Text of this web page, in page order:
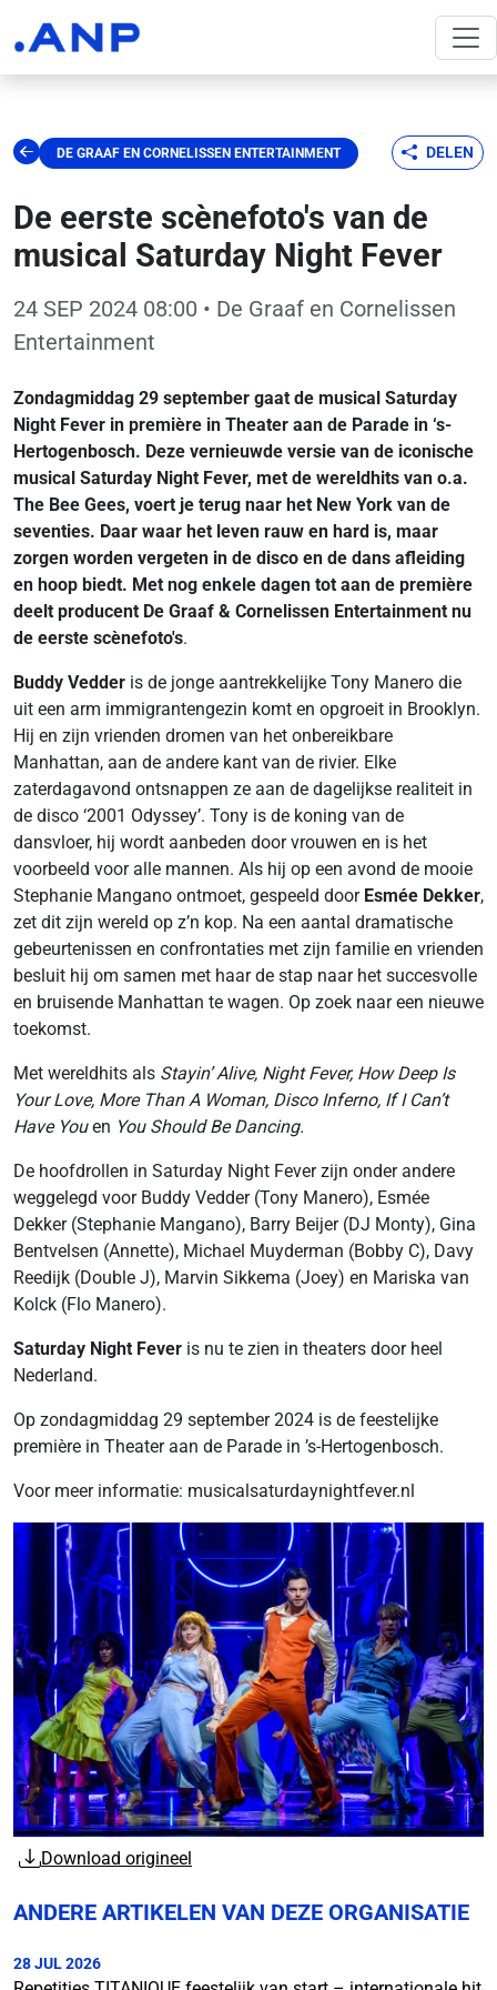
DE GRAAF EN CORNELISSEN ENTERTAINMENT DELEN
De eerste scènefoto's van de
musical Saturday Night Fever
24 SEP 2024 08:00 • De Graaf en Cornelissen
Entertainment
Zondagmiddag 29 september gaat de musical Saturday
Night Fever in première in Theater aan de Parade in ‘s-
Hertogenbosch. Deze vernieuwde versie van de iconische
musical Saturday Night Fever, met de wereldhits van o.a.
The Bee Gees, voert je terug naar het New York van de
seventies. Daar waar het leven rauw en hard is, maar
zorgen worden vergeten in de disco en de dans afleiding
en hoop biedt. Met nog enkele dagen tot aan de première
deelt producent De Graaf & Cornelissen Entertainment nu
de eerste scènefoto's.
Buddy Vedder is de jonge aantrekkelijke Tony Manero die
uit een arm immigrantengezin komt en opgroeit in Brooklyn.
Hij en zijn vrienden dromen van het onbereikbare
Manhattan, aan de andere kant van de rivier. Elke
zaterdagavond ontsnappen ze aan de dagelijkse realiteit in
de disco ‘2001 Odyssey’. Tony is de koning van de
dansvloer, hij wordt aanbeden door vrouwen en is het
voorbeeld voor alle mannen. Als hij op een avond de mooie
Stephanie Mangano ontmoet, gespeeld door Esmée Dekker,
zet dit zijn wereld op z’n kop. Na een aantal dramatische
gebeurtenissen en confrontaties met zijn familie en vrienden
besluit hij om samen met haar de stap naar het succesvolle
en bruisende Manhattan te wagen. Op zoek naar een nieuwe
toekomst.
Met wereldhits als Stayin’ Alive, Night Fever, How Deep Is
Your Love, More Than A Woman, Disco Inferno, If I Can’t
Have Youen You Should Be Dancing.
De hoofdrollen in Saturday Night Fever zijn onder andere
weggelegd voor Buddy Vedder (Tony Manero), Esmée
Dekker (Stephanie Mangano), Barry Beijer (DJ Monty), Gina
Bentvelsen (Annette), Michael Muyderman (Bobby C), Davy
Reedijk (Double J), Marvin Sikkema (Joey) en Mariska van
Kolck (Flo Manero).
Saturday Night Fever is nu te zien in theaters door heel
Nederland.
Op zondagmiddag 29 september 2024 is de feestelijke
première in Theater aan de Parade in ’s-Hertogenbosch.
Voor meer informatie: musicalsaturdaynightfever.nl
Download origineel
ANDERE ARTIKELEN VAN DEZE ORGANISATIE
28 JUL 2026